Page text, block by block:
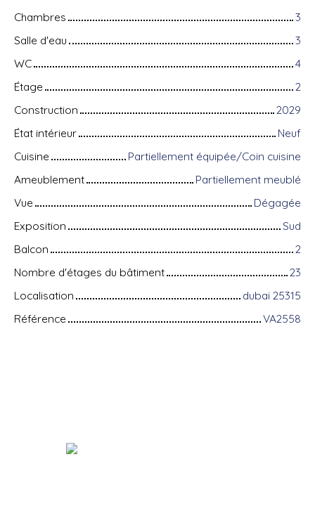
Chambres
3
Salle d'eau
3
WC
4
Étage
2
Construction
2029
État intérieur
Neuf
Cuisine
Partiellement équipée/Coin cuisine
Ameublement
Partiellement meublé
Vue
Dégagée
Exposition
Sud
Balcon
2
Nombre d'étages du bâtiment
23
Localisation
dubai 25315
Référence
VA2558